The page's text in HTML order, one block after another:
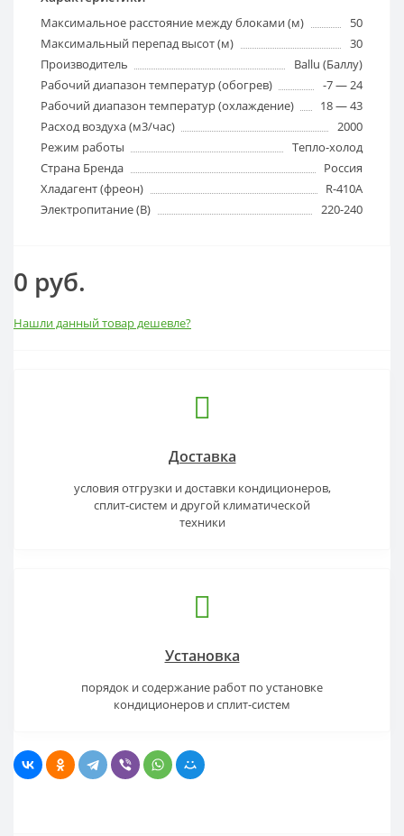
Максимальное расстояние между блоками (м)
50
Максимальный перепад высот (м)
30
Производитель
Ballu (Баллу)
Рабочий диапазон температур (обогрев)
-7 — 24
Рабочий диапазон температур (охлаждение)
18 — 43
Расход воздуха (м3/час)
2000
Режим работы
Тепло-холод
Страна Бренда
Россия
Хладагент (фреон)
R-410A
Электропитание (В)
220-240
0 руб.
Нашли данный товар дешевле?
Доставка
условия отгрузки и доставки кондиционеров,
сплит-систем и другой климатической
техники
Установка
порядок и содержание работ по установке
кондиционеров и сплит-систем